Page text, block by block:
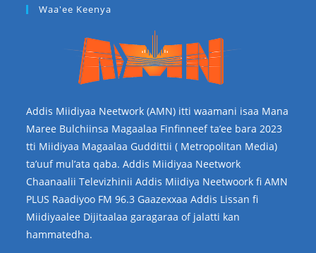
Waa'ee Keenya
Addis Miidiyaa Neetwork (AMN) itti waamani isaa Mana
Maree Bulchiinsa Magaalaa Finfinneef ta’ee bara 2023
tti Miidiyaa Magaalaa Guddittii ( Metropolitan Media)
ta’uuf mul’ata qaba. Addis Miidiyaa Neetwork
Chaanaalii Televizhinii Addis Miidiya Neetwoork fi AMN
PLUS Raadiyoo FM 96.3 Gaazexxaa Addis Lissan fi
Miidiyaalee Dijitaalaa garagaraa of jalatti kan
hammatedha.